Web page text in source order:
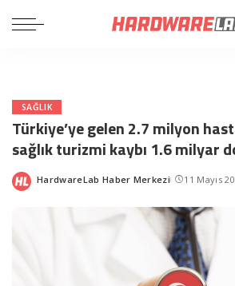
SAĞLIK
Türkiye’ye gelen 2.7 milyon
sağlık turizmi kaybı 1.6 milyar
Posted
HardwareLab Haber Merkezi 11 Mayıs